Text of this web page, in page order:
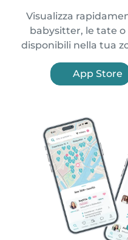
Visualizza
babysitter, le tate
disponibili nella tua
App Store